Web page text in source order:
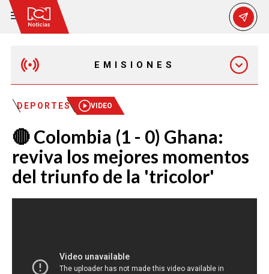
EMISIONES
MAÑANA EXPRESS
EMISIÓN 12:30 PM
EMISIÓN 7:00 PM
DEPORTES VIDEO
🔴 Colombia (1 - 0) Ghana:
reviva los mejores momentos
del triunfo de la 'tricolor'